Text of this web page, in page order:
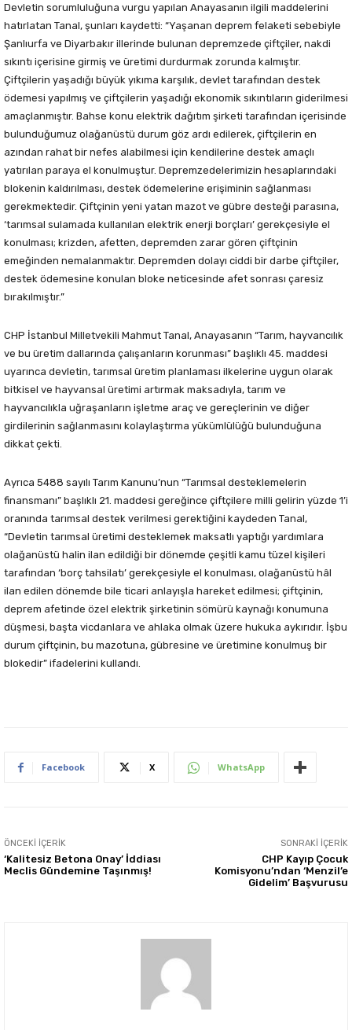
Devletin sorumluluğuna vurgu yapılan Anayasanın ilgili maddelerini
hatırlatan Tanal, şunları kaydetti: “Yaşanan deprem felaketi sebebiyle
Şanlıurfa ve Diyarbakır illerinde bulunan depremzede çiftçiler, nakdi
sıkıntı içerisine girmiş ve üretimi durdurmak zorunda kalmıştır.
Çiftçilerin yaşadığı büyük yıkıma karşılık, devlet tarafından destek
ödemesi yapılmış ve çiftçilerin yaşadığı ekonomik sıkıntıların giderilmesi
amaçlanmıştır. Bahse konu elektrik dağıtım şirketi tarafından içerisinde
bulunduğumuz olağanüstü durum göz ardı edilerek, çiftçilerin en
azından rahat bir nefes alabilmesi için kendilerine destek amaçlı
yatırılan paraya el konulmuştur. Depremzedelerimizin hesaplarındaki
blokenin kaldırılması, destek ödemelerine erişiminin sağlanması
gerekmektedir. Çiftçinin yeni yatan mazot ve gübre desteği parasına,
‘tarımsal sulamada kullanılan elektrik enerji borçları’ gerekçesiyle el
konulması; krizden, afetten, depremden zarar gören çiftçinin
emeğinden nemalanmaktır. Depremden dolayı ciddi bir darbe çiftçiler,
destek ödemesine konulan bloke neticesinde afet sonrası çaresiz
bırakılmıştır.”
CHP İstanbul Milletvekili Mahmut Tanal, Anayasanın “Tarım, hayvancılık
ve bu üretim dallarında çalışanların korunması” başlıklı 45. maddesi
uyarınca devletin, tarımsal üretim planlaması ilkelerine uygun olarak
bitkisel ve hayvansal üretimi artırmak maksadıyla, tarım ve
hayvancılıkla uğraşanların işletme araç ve gereçlerinin ve diğer
girdilerinin sağlanmasını kolaylaştırma yükümlülüğü bulunduğuna
dikkat çekti.
Ayrıca 5488 sayılı Tarım Kanunu’nun “Tarımsal desteklemelerin
finansmanı” başlıklı 21. maddesi gereğince çiftçilere milli gelirin yüzde 1’i
oranında tarımsal destek verilmesi gerektiğini kaydeden Tanal,
“Devletin tarımsal üretimi desteklemek maksatlı yaptığı yardımlara
olağanüstü halin ilan edildiği bir dönemde çeşitli kamu tüzel kişileri
tarafından ‘borç tahsilatı’ gerekçesiyle el konulması, olağanüstü hâl
ilan edilen dönemde bile ticari anlayışla hareket edilmesi; çiftçinin,
deprem afetinde özel elektrik şirketinin sömürü kaynağı konumuna
düşmesi, başta vicdanlara ve ahlaka olmak üzere hukuka aykırıdır. İşbu
durum çiftçinin, bu mazotuna, gübresine ve üretimine konulmuş bir
blokedir” ifadelerini kullandı.
Facebook X WhatsApp
ÖNCEKI İÇERIK
‘Kalitesiz Betona Onay’ İddiası
Meclis Gündemine Taşınmış!
SONRAKI İÇERIK
CHP Kayıp Çocuk
Komisyonu’ndan ‘Menzil’e
Gidelim’ Başvurusu